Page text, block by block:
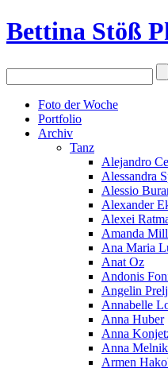
Bettina Stöß
Foto der Woche
Portfolio
Archiv
Tanz
Alejandro
Alessandra
Alessio
Alexander
Alexei
Amanda
Ana Maria
Anat Oz
Andonis
Angelin
Annabelle
Anna Huber
Anna
Anna
Armen